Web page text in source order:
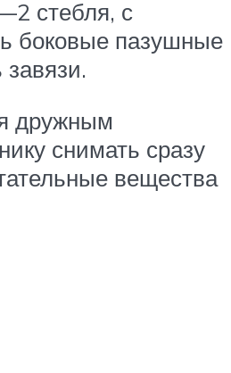
стебля, с
боковые пазушные
дружным
снимать сразу
вещества